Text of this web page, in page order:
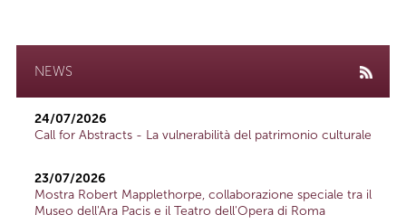
NEWS
24/07/2026
Call for Abstracts - La vulnerabilità del patrimonio culturale
23/07/2026
Mostra Robert Mapplethorpe, collaborazione speciale tra il
Museo dell'Ara Pacis e il Teatro dell'Opera di Roma